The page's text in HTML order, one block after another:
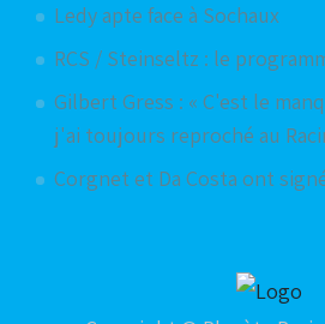
Ledy apte face à Sochaux
RCS / Steinseltz : le
Gilbert Gress : « C'est le
j'ai toujours reproché au
Corgnet et Da Costa ont